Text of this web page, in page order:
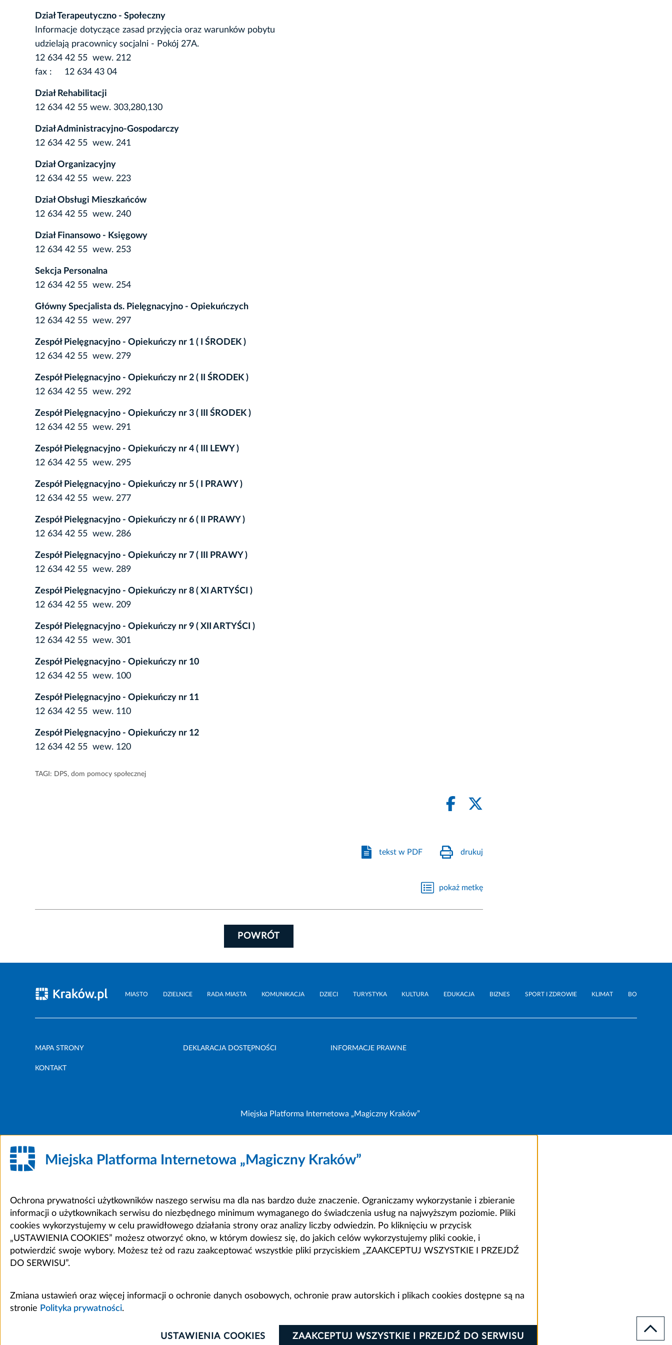
Dział Terapeutyczno - Społeczny
Informacje dotyczące zasad przyjęcia oraz warunków pobytu
udzielają pracownicy socjalni - Pokój 27A.
12 634 42 55 wew. 212
fax : 12 634 43 04
Dział Rehabilitacji
12 634 42 55 wew. 303,280,130
Dział Administracyjno-Gospodarczy
12 634 42 55 wew. 241
Dział Organizacyjny
12 634 42 55 wew. 223
Dział Obsługi Mieszkańców
12 634 42 55 wew. 240
Dział Finansowo - Księgowy
12 634 42 55 wew. 253
Sekcja Personalna
12 634 42 55 wew. 254
Główny Specjalista ds. Pielęgnacyjno - Opiekuńczych
12 634 42 55 wew. 297
Zespół Pielęgnacyjno - Opiekuńczy nr 1 ( I ŚRODEK )
12 634 42 55 wew. 279
Zespół Pielęgnacyjno - Opiekuńczy nr 2 ( II ŚRODEK )
12 634 42 55 wew. 292
Zespół Pielęgnacyjno - Opiekuńczy nr 3 ( III ŚRODEK )
12 634 42 55 wew. 291
Zespół Pielęgnacyjno - Opiekuńczy nr 4 ( III LEWY )
12 634 42 55 wew. 295
Zespół Pielęgnacyjno - Opiekuńczy nr 5 ( I PRAWY )
12 634 42 55 wew. 277
Zespół Pielęgnacyjno - Opiekuńczy nr 6 ( II PRAWY )
12 634 42 55 wew. 286
Zespół Pielęgnacyjno - Opiekuńczy nr 7 ( III PRAWY )
12 634 42 55 wew. 289
Zespół Pielęgnacyjno - Opiekuńczy nr 8 ( XI ARTYŚCI )
12 634 42 55 wew. 209
Zespół Pielęgnacyjno - Opiekuńczy nr 9 ( XII ARTYŚCI )
12 634 42 55 wew. 301
Zespół Pielęgnacyjno - Opiekuńczy nr 10
12 634 42 55 wew. 100
Zespół Pielęgnacyjno - Opiekuńczy nr 11
12 634 42 55 wew. 110
Zespół Pielęgnacyjno - Opiekuńczy nr 12
12 634 42 55 wew. 120
TAGI: DPS, dom pomocy społecznej
tekst w PDF drukuj
pokaż metkę
POWRÓT
MIASTO DZIELNICE RADA MIASTA KOMUNIKACJA DZIECI TURYSTYKA KULTURA EDUKACJA BIZNES SPORT I ZDROWIE KLIMAT BO
MAPA STRONY DEKLARACJA DOSTĘPNOŚCI INFORMACJE PRAWNE
KONTAKT
Miejska Platforma Internetowa „Magiczny Kraków”
Miejska Platforma Internetowa „Magiczny Kraków”
Ochrona prywatności użytkowników naszego serwisu ma dla nas bardzo duże znaczenie. Ograniczamy wykorzystanie i zbieranie
informacji o użytkownikach serwisu do niezbędnego minimum wymaganego do świadczenia usług na najwyższym poziomie. Pliki
cookies wykorzystujemy w celu prawidłowego działania strony oraz analizy liczby odwiedzin. Po kliknięciu w przycisk
„USTAWIENIA COOKIES” możesz otworzyć okno, w którym dowiesz się, do jakich celów wykorzystujemy pliki cookie, i
potwierdzić swoje wybory. Możesz też od razu zaakceptować wszystkie pliki przyciskiem „ZAAKCEPTUJ WSZYSTKIE I PRZEJDŹ
DO SERWISU”.
Zmiana ustawień oraz więcej informacji o ochronie danych osobowych, ochronie praw autorskich i plikach cookies dostępne są na
stronie Polityka prywatności.
ZAAKCEPTUJ WSZYSTKIE I PRZEJDŹ DO SERWISU
USTAWIENIA COOKIES